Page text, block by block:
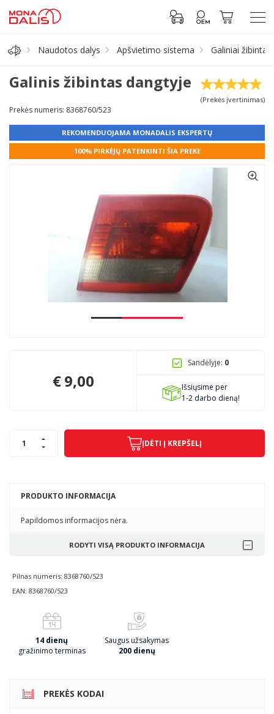
Antifrizas
Prisijungti prie paskyros
Pagojo k., Uosių g. 124, Kelmės raj.
+370 68306302
Naudotos dalys Apšvietimo sistema Galiniai žibintai
Galinis žibintas dangtyje
(Prekės įvertinimas)
Prekės numeris: 8368760/523
REKOMENDUOJAMA MONADALIS EKSPERTŲ
100% PIRKĖJŲ PATENKINTI ŠIA PREKE
PRODUKTO INFORMACIJA
Papildomos informacijos nėra.
RODYTI VISĄ PRODUKTO INFORMACIJA
Pilnas numeris: 8368760/523
EAN: 8368760/523
14 dienų
gražinimo terminas
Saugus užsakymas
200 dienų
€9,00
Sandėlyje: 0
Išsiųsime per
1-2 darbo dieną!
ĮDĖTI Į KREPŠELĮ
PREKĖS KODAI